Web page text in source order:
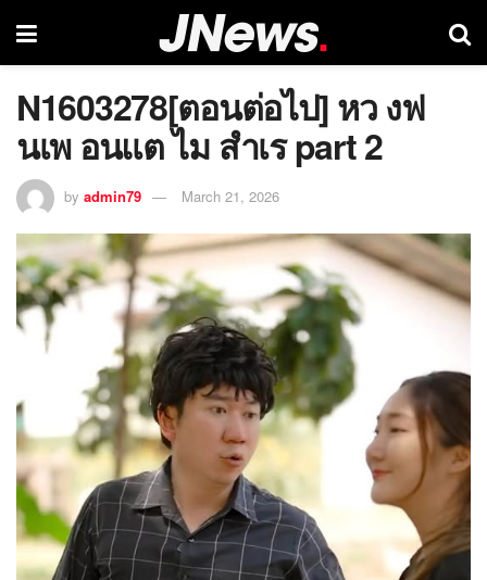
N1603278[ตอนต่อไป] หว งฟ
นเพ อนแต ไม สำเร part 2
by admin79 March 21, 2026